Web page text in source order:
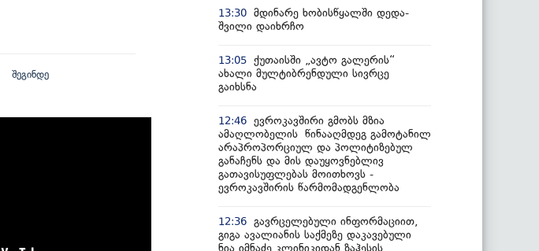
შეგინდე
13:30 მდინარე ხობისწყალში დედა-
შვილი დაიხრჩო
13:05 ქუთაისში „ავტო გალერის“
ახალი მულტიბრენდული სივრცე
გაიხსნა
12:46 ევროკავშირი გმობს მზია
ამაღლობელის წინააღმდეგ გამოტანილ
არაპროპორციულ და პოლიტიზებულ
განაჩენს და მის დაუყოვნებლივ
გათავისუფლებას მოითხოვს -
ევროკავშირის წარმომადგენლობა
12:36 გავრცელებული ინფორმაციით,
გიგა ავალიანის საქმეზე დაკავებული
ნია იმნაძე კლინიკიდან ზაჰესის